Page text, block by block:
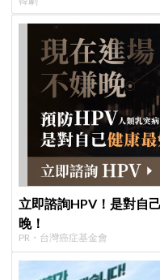
立即諮詢HPV！是對自
晚！
PR・台灣癌症基金會